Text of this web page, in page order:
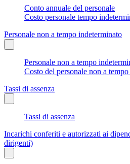
Conto annuale del personale
Costo personale tempo
Personale non a tempo indeterminato
Personale non a tempo
Costo del personale non a
Tassi di assenza
Tassi di assenza
Incarichi conferiti e autorizzati ai
dirigenti)